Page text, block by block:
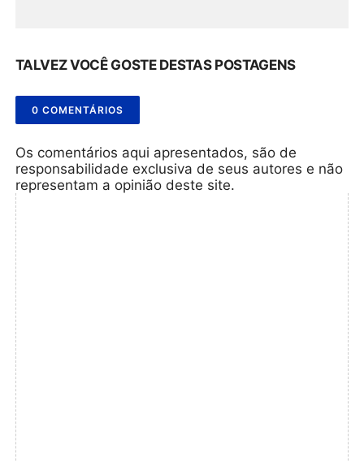
TALVEZ VOCÊ GOSTE DESTAS POSTAGENS
0 COMENTÁRIOS
Os comentários aqui apresentados, são de
responsabilidade exclusiva de seus autores e não
representam a opinião deste site.